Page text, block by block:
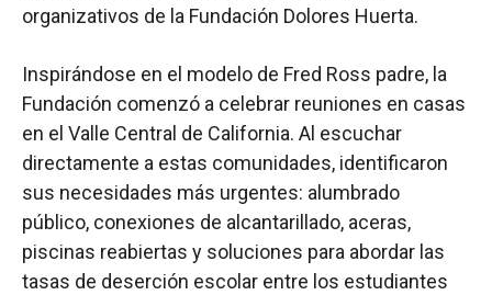
organizativos de la Fundación Dolores Huerta.
Inspirándose en el modelo de Fred Ross padre, la
Fundación comenzó a celebrar reuniones en casas
en el Valle Central de California. Al escuchar
directamente a estas comunidades, identificaron
sus necesidades más urgentes: alumbrado
público, conexiones de alcantarillado, aceras,
piscinas reabiertas y soluciones para abordar las
tasas de deserción escolar entre los estudiantes